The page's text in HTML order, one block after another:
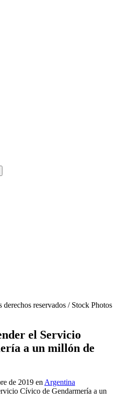
reservados / Stock Photos
el Servicio
a un millón de
de 2019 en Argentina